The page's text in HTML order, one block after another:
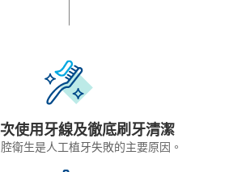
使用牙線及徹底刷牙清潔
衛生是人工植牙失敗的主要原因。